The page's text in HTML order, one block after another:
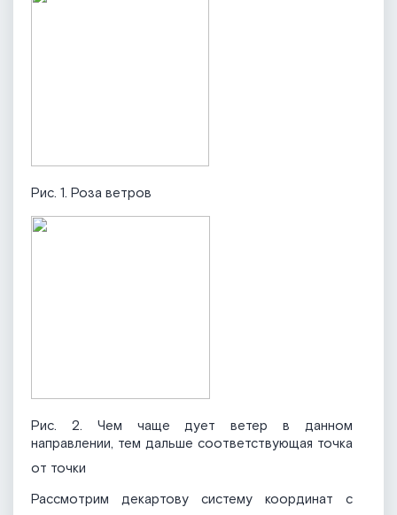
Рис. 1. Роза ветров
Рис. 2. Чем чаще дует ветер в данном
направлении, тем дальше соответствующая точка
от точки
Рассмотрим декартову систему координат с